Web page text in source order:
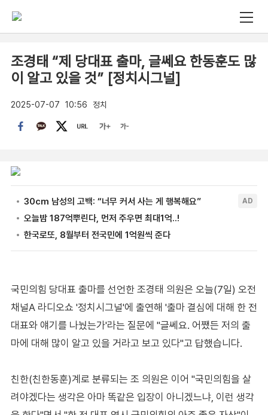
조경태 “제 당대표 출마, 글쎄요 한동훈도 많
이 알고 있을 것” [정치시그널]
2025-07-07 10:56 정치
국민의힘 당대표 출마를 선언한 조경태 의원은 오늘(7일) 오전
채널A 라디오쇼 '정치시그널'에 출연해 '출마 결심에 대해 한 전
대표와 얘기를 나눴는가'라는 질문에 "글쎄요. 어쨌든 저의 출
마에 대해 많이 알고 있을 거라고 보고 있다"고 답했습니다.
친한(친한동훈)계로 분류되는 조 의원은 이어 "국민의힘을 살
려야겠다는 생각은 아마 똑같은 입장이 아니겠느냐, 이런 생각